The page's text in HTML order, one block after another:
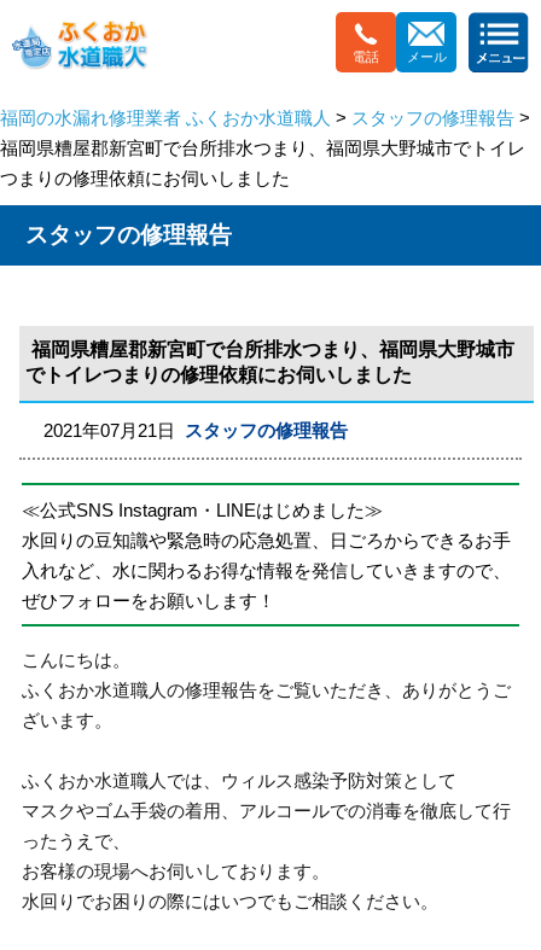
電話 メール
福岡の水漏れ修理業者 ふくおか水道職人 > スタッフの修理報告 >
福岡県糟屋郡新宮町で台所排水つまり、福岡県大野城市でトイレ
つまりの修理依頼にお伺いしました
スタッフの修理報告
福岡県糟屋郡新宮町で台所排水つまり、福岡県大野城市
でトイレつまりの修理依頼にお伺いしました
2021年07月21日 スタッフの修理報告
≪公式SNS Instagram・LINEはじめました≫
水回りの豆知識や緊急時の応急処置、日ごろからできるお手
入れなど、水に関わるお得な情報を発信していきますので、
ぜひフォローをお願いします！
こんにちは。
ふくおか水道職人の修理報告をご覧いただき、ありがとうご
ざいます。
ふくおか水道職人では、ウィルス感染予防対策として
マスクやゴム手袋の着用、アルコールでの消毒を徹底して行
ったうえで、
お客様の現場へお伺いしております。
水回りでお困りの際にはいつでもご相談ください。